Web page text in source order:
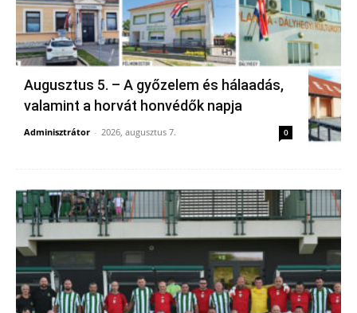
Augusztus 5. – A győzelem és hálaadás,
valamint a horvát honvédők napja
Adminisztrátor - 2026, augusztus 7. 0